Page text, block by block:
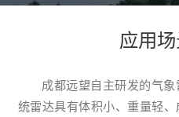
应用
成都远望自主研发的气
统雷达具有体积小、重量轻